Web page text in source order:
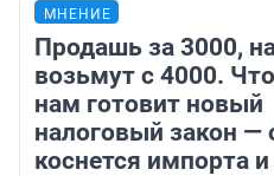
МНЕНИЕ
Продашь за 3000,
возьмут с 4000. Что
нам готовит новый
налоговый закон —
коснется импорта и